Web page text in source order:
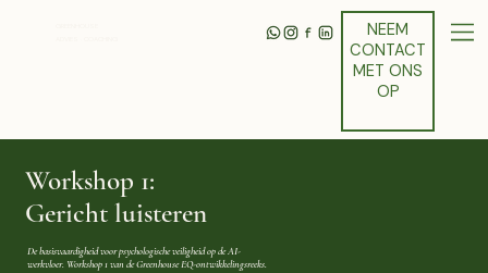
NEEM
CONTACT
MET ONS
OP
Workshop 1:
Gericht luisteren
De basisvaardigheid voor psychologische veiligheid op de AI-
werkvloer. Workshop 1 van de Greenhouse EQ-ontwikkelingsreeks.